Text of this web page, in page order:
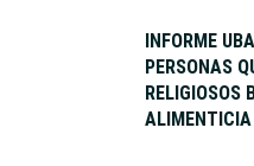
INFORME
PERSONAS
RELIGIOSOS